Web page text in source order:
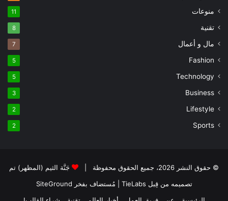
منوعات 11
تقنية 8
مال و أعمال 7
Fashion
5
Technology
5
Business
3
Lifestyle
2
Sports
2
© حقوق النشر 2026، جميع الحقوق محفوظة |
جَنَّة الثيم (المظهر) تم
تصميمه من قِبل TieLabs
| مُستضاف بفخر SiteGround